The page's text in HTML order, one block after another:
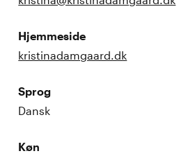
Hjemmeside
kristinadamgaard.dk
Sprog
Dansk
Køn